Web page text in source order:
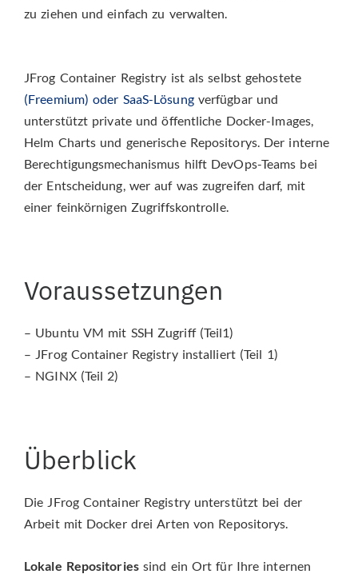
zu ziehen und einfach zu verwalten.
JFrog Container Registry ist als selbst gehostete
(Freemium) oder SaaS-Lösungverfügbar und
unterstützt private und öffentliche Docker-Images,
Helm Charts und generische Repositorys. Der interne
Berechtigungsmechanismus hilft DevOps-Teams bei
der Entscheidung, wer auf was zugreifen darf, mit
einer feinkörnigen Zugriffskontrolle.
Voraussetzungen
– Ubuntu VM mit SSH Zugriff (Teil1)
– JFrog Container Registry installiert (Teil 1)
– NGINX (Teil 2)
Überblick
Die JFrog Container Registry unterstützt bei der
Arbeit mit Docker drei Arten von Repositorys.
Lokale Repositoriessind ein Ort für Ihre internen